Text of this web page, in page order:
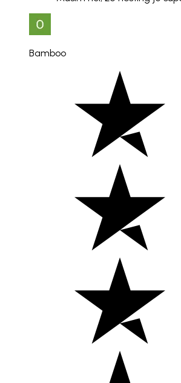
Bamboo